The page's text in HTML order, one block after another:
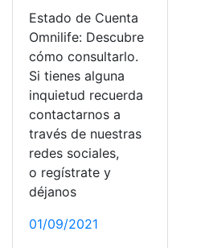
Estado de Cuenta
Omnilife: Descubre
cómo consultarlo.
Si tienes alguna
inquietud recuerda
contactarnos a
través de nuestras
redes sociales,
o regístrate y
déjanos
01/09/2021